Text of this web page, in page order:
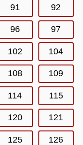
91 92
96 97
102 104
108 109
114 115
120 121
125 126